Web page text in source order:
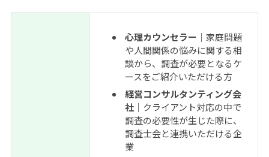
心理カウンセラー｜ 家庭問題
や人間関係の悩みに関する相
談から、調査が必要となるケ
ースをご紹介いただける方
経営コンサルタンティング会
社｜ クライアント対応の中で
調査の必要性が生じた際に、
調査士会と連携いただける企
業